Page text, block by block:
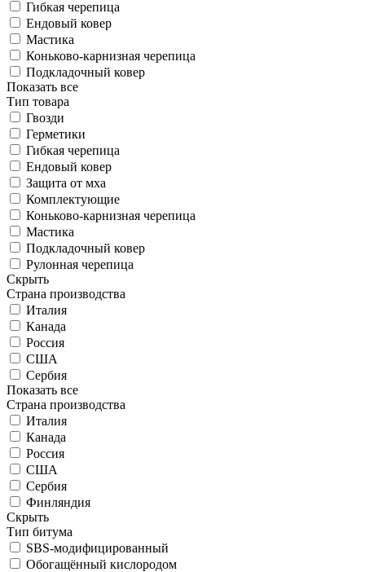
Гибкая черепица
Ендовый ковер
Мастика
Коньково-карнизная черепица
Подкладочный ковер
Показать все
Тип товара
Гвозди
Герметики
Гибкая черепица
Ендовый ковер
Защита от мха
Комплектующие
Коньково-карнизная черепица
Мастика
Подкладочный ковер
Рулонная черепица
Скрыть
Страна производства
Италия
Канада
Россия
США
Сербия
Показать все
Страна производства
Италия
Канада
Россия
США
Сербия
Финляндия
Скрыть
Тип битума
SBS-модифицированный
Обогащённый кислородом